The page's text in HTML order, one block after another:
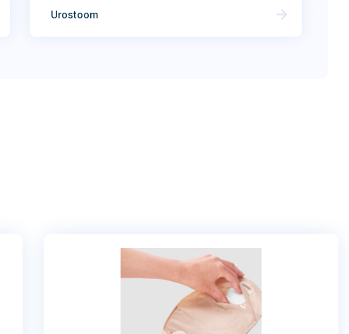
Urostoom